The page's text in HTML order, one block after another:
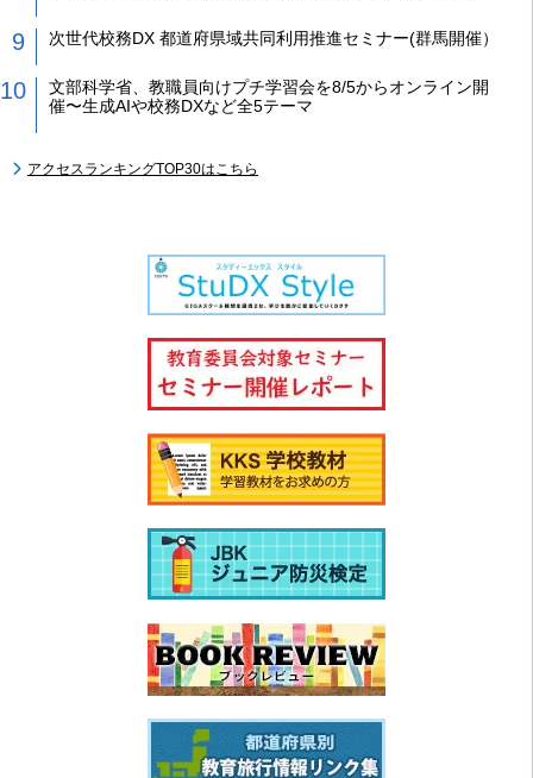
次世代校務DX 都道府県域共同利用推進セミナー(群馬開催）
文部科学省、教職員向けプチ学習会を8/5からオンライン開
催〜生成AIや校務DXなど全5テーマ
アクセスランキングTOP30はこちら